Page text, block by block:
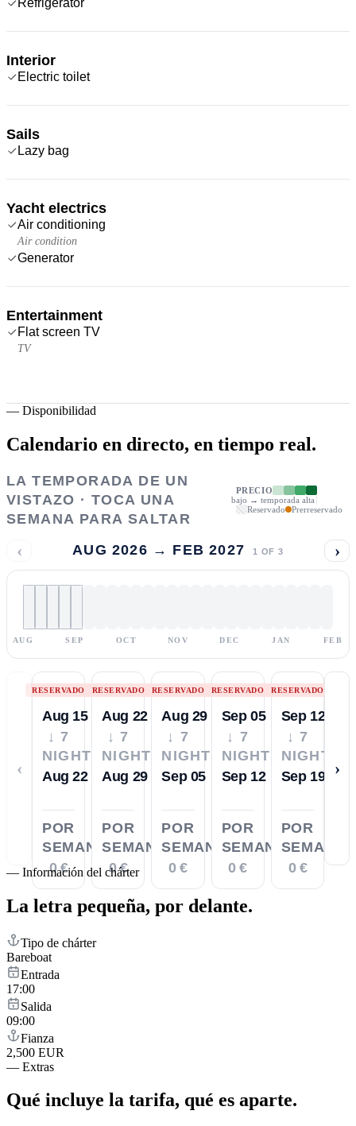
Interior
Electric toilet
Sails
Lazy bag
Yacht electrics
Air conditioning
Air condition
Generator
Entertainment
Flat screen TV
TV
— Disponibilidad
Calendario en directo, en tiempo real.
LA TEMPORADA DE UN
VISTAZO · TOCA UNA
SEMANA PARA SALTAR
PRECIO
bajo → temporada alta
Reservado
Prerreservado
‹ AUG 2026 → FEB 2027 1 OF 3 ›
AUG SEP OCT NOV DEC JAN FEB
‹
RESERVADO
Aug 15
↓ 7
NIGHTS
Aug 22
POR
SEMANA
0 €
RESERVADO
Aug 22
↓ 7
NIGHTS
Aug 29
POR
SEMANA
0 €
RESERVADO
Aug 29
↓ 7
NIGHTS
Sep 05
POR
SEMANA
0 €
RESERVADO
Sep 05
↓ 7
NIGHTS
Sep 12
POR
SEMANA
0 €
RESERVADO
Sep 12
↓ 7
NIGHTS
Sep 19
POR
SEMANA
0 €
›
— Información del chárter
La letra pequeña, por delante.
Tipo de chárter
Bareboat
Entrada
17:00
Salida
09:00
Fianza
2,500 EUR
— Extras
Qué incluye la tarifa, qué es aparte.